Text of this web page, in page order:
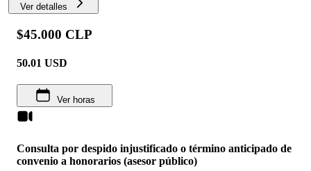
Ver detalles
$45.000 CLP
50.01 USD
Ver horas
Consulta por despido injustificado o término anticipado de
convenio a honorarios (asesor público)